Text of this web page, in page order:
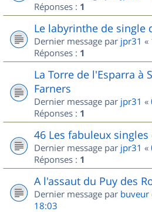
Réponses : 1
Le labyrinthe de single
Dernier message par jpr31 «
Réponses : 1
La Torre de l'Esparra à
Farners
Dernier message par jpr31 «
Réponses : 1
46 Les fabuleux
Dernier message par jpr31 «
Réponses : 1
A l'assaut du Puy des
Dernier message par buveur
18:03